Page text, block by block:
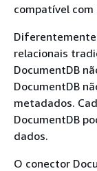
compatível com
relacionais
DocumentDB
DocumentDB
metadados.
DocumentDB
dados.
O conector